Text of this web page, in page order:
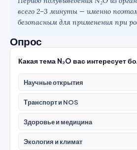
всего 2–3 минуты — именно
безопасным для применения при
Опрос
Какая тема N₂O вас интересует
Научные открытия
Транспорт и NOS
Здоровье и медицина
Экология и климат